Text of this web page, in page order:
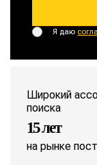
Я даю
Широкий
поиска
15 лет
на рынке